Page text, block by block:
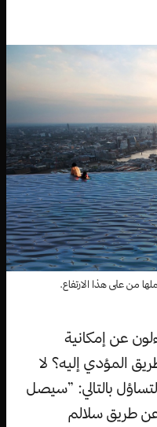
من على هذا الارتفاع.
عن إمكانية
المؤدي إليه؟ لا
بالتالي: ”سيصل
طريق سلالم